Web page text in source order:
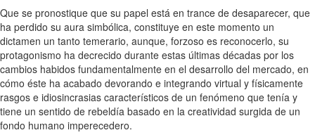
Que se pronostique que su papel está en trance de desaparecer, que
ha perdido su aura simbólica, constituye en este momento un
dictamen un tanto temerario, aunque, forzoso es reconocerlo, su
protagonismo ha decrecido durante estas últimas décadas por los
cambios habidos fundamentalmente en el desarrollo del mercado, en
cómo éste ha acabado devorando e integrando virtual y físicamente
rasgos e idiosincrasias característicos de un fenómeno que tenía y
tiene un sentido de rebeldía basado en la creatividad surgida de un
fondo humano imperecedero.